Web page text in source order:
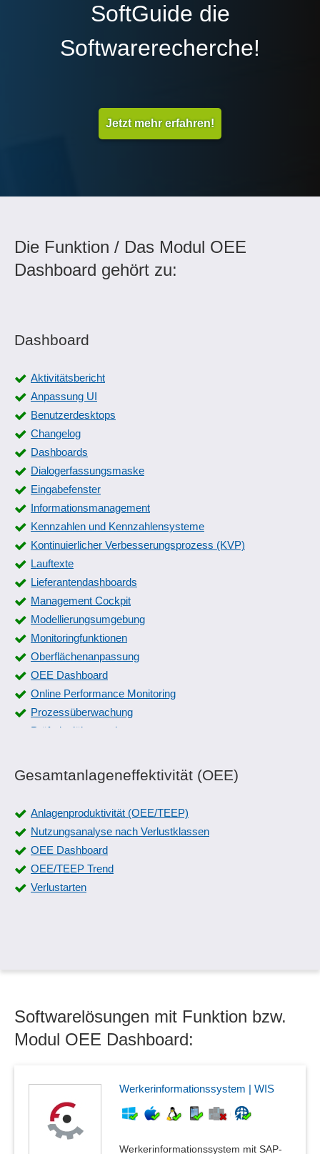
SoftGuide die
Softwarerecherche!
Jetzt mehr erfahren!
Die Funktion / Das Modul OEE
Dashboard gehört zu:
Dashboard
Aktivitätsbericht
Anpassung UI
Benutzerdesktops
Changelog
Dashboards
Dialogerfassungsmaske
Eingabefenster
Informationsmanagement
Kennzahlen und Kennzahlensysteme
Kontinuierlicher Verbesserungsprozess (KVP)
Lauftexte
Lieferantendashboards
Management Cockpit
Modellierungsumgebung
Monitoringfunktionen
Oberflächenanpassung
OEE Dashboard
Online Performance Monitoring
Prozessüberwachung
Prüfmittelüberwachung
Ressourcenüberblick
Ressourcenüberwachung
Gesamtanlageneffektivität (OEE)
Anlagenproduktivität (OEE/TEEP)
Nutzungsanalyse nach Verlustklassen
OEE Dashboard
OEE/TEEP Trend
Verlustarten
Softwarelösungen mit Funktion bzw.
Modul OEE Dashboard:
Werkerinformationssystem | WIS
Werkerinformationssystem mit SAP-